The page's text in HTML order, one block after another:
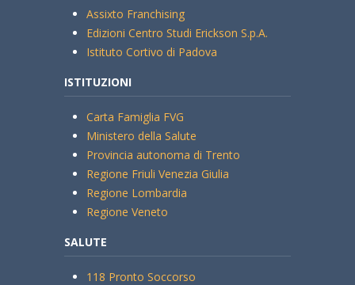
Assixto Franchising
Edizioni Centro Studi Erickson S.p.A.
Istituto Cortivo di Padova
ISTITUZIONI
Carta Famiglia FVG
Ministero della Salute
Provincia autonoma di Trento
Regione Friuli Venezia Giulia
Regione Lombardia
Regione Veneto
SALUTE
118 Pronto Soccorso